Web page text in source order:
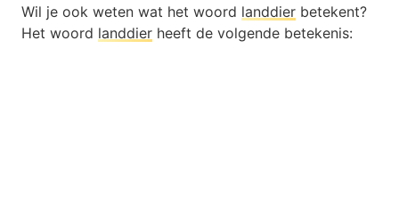
Wil je ook weten wat het woord landdier betekent?
Het woord landdier heeft de volgende betekenis: